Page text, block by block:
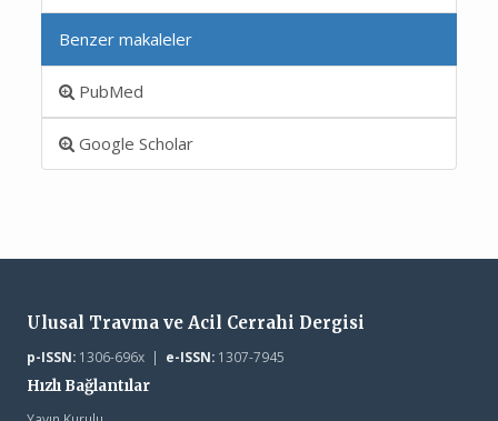
Benzer makaleler
PubMed
Google Scholar
Ulusal Travma ve Acil Cerrahi Dergisi
p-ISSN:1306-696x | e-ISSN:1307-7945
Hızlı Bağlantılar